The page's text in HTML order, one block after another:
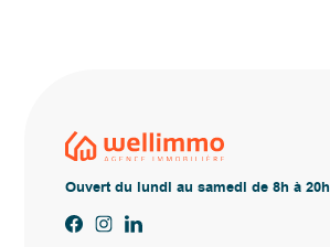
Ouvert du lundi au samedi de 8h à 20h